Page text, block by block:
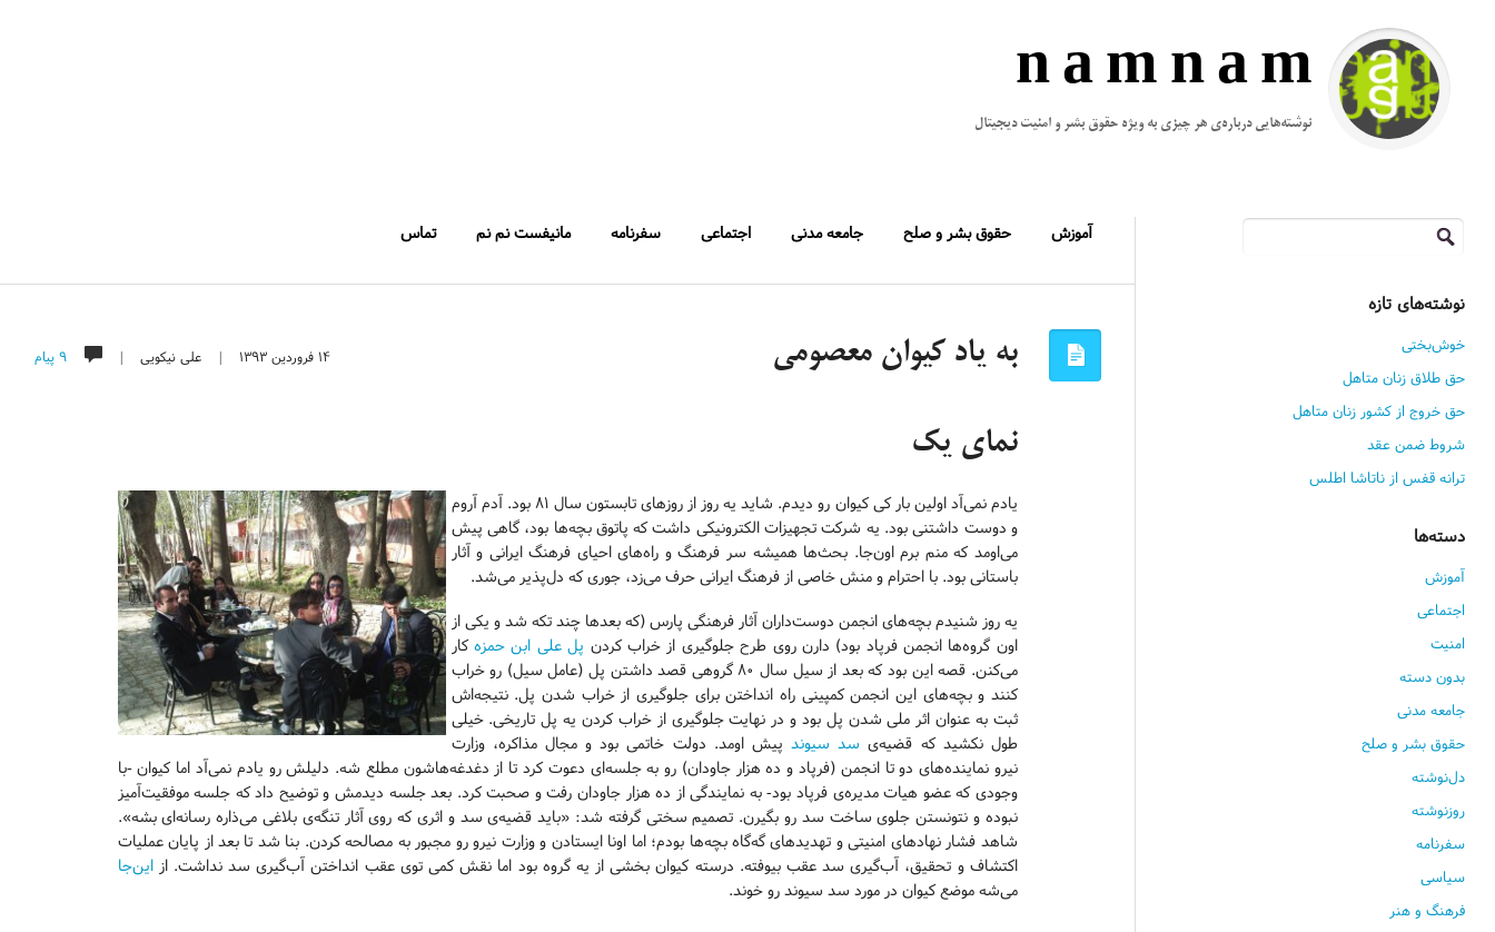
n a m n a m
نوشته‌هایی درباره‌ی هر چیزی به ویژه حقوق بشر و امنیت دیجیتال
آموزش حقوق بشر و صلح جامعه مدنی اجتماعی سفرنامه مانیفست نم نم تماس
۱۴ فروردین ۱۳۹۳ |علی نیکویی | ۹ پیام به یاد کیوان معصومی
نمای یک
یادم نمی‌آد اولین بار کی کیوان رو دیدم. شاید یه روز از روزهای تابستون سال ۸۱ بود. آدم آروم
و دوست داشتنی بود. یه شرکت تجهیزات الکترونیکی داشت که پاتوق بچه‌ها بود، گاهی پیش
می‌اومد که منم برم اون‌جا. بحث‌ها همیشه سر فرهنگ و راه‌های احیای فرهنگ ایرانی و آثار
باستانی بود. با احترام و منش خاصی از فرهنگ ایرانی حرف می‌زد، جوری که دل‌پذیر می‌شد.
یه روز شنیدم بچه‌های انجمن دوست‌داران آثار فرهنگی پارس (که بعدها چند تکه شد و یکی از
اون گروه‌ها انجمن فرپاد بود) دارن روی طرح جلوگیری از خراب کردن پل علی ابن حمزهکار
می‌کنن. قصه این بود که بعد از سیل سال ۸۰ گروهی قصد داشتن پل (عامل سیل) رو خراب
کنند و بچه‌های این انجمن کمپینی راه انداختن برای جلوگیری از خراب شدن پل. نتیجه‌اش
ثبت به عنوان اثر ملی شدن پل بود و در نهایت جلوگیری از خراب کردن یه پل تاریخی. خیلی
طول نکشید که قضیه‌ی سد سیوندپیش اومد. دولت خاتمی بود و مجال مذاکره، وزارت
نیرو نماینده‌های دو تا انجمن (فرپاد و ده هزار جاودان) رو به جلسه‌ای دعوت کرد تا از دغدغه‌هاشون مطلع شه. دلیلش رو یادم نمی‌آد اما کیوان -با
وجودی که عضو هیات مدیره‌ی فرپاد بود- به نمایندگی از ده هزار جاودان رفت و صحبت کرد. بعد جلسه دیدمش و توضیح داد که جلسه موفقیت‌آمیز
نبوده و نتونستن جلوی ساخت سد رو بگیرن. تصمیم سختی گرفته شد: «باید قضیه‌ی سد و اثری که روی آثار تنگه‌ی بلاغی می‌ذاره رسانه‌ای بشه».
شاهد فشار نهادهای امنیتی و تهدیدهای گه‌گاه بچه‌ها بودم؛ اما اونا ایستادن و وزارت نیرو رو مجبور به مصالحه کردن. بنا شد تا بعد از پایان عملیات
اکتشاف و تحقیق، آب‌گیری سد عقب بیوفته. درسته کیوان بخشی از یه گروه بود اما نقش کمی توی عقب انداختن آب‌گیری سد نداشت. ازاین‌جا
می‌شه موضع کیوان در مورد سد سیوند رو خوند.
جستجو
برای:
نوشته‌های تازه
خوش‌بختی
حق طلاق زنان متاهل
حق خروج از کشور زنان متاهل
شروط ضمن عقد
ترانه قفس از ناتاشا اطلس
دسته‌ها
آموزش
اجتماعی
امنیت
بدون دسته
جامعه مدنی
حقوق بشر و صلح
دل‌نوشته
روزنوشته
سفرنامه
سیاسی
فرهنگ و هنر